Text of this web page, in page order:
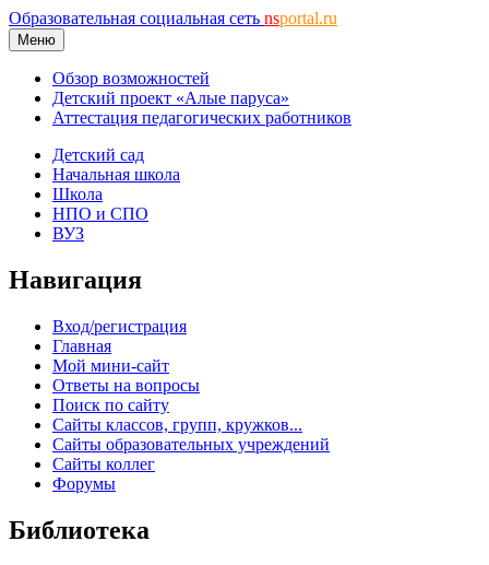
Образовательная социальная сеть nsportal.ru
Меню
Обзор возможностей
Детский проект «Алые паруса»
Аттестация педагогических работников
Детский сад
Начальная школа
Школа
НПО и СПО
ВУЗ
Навигация
Вход/регистрация
Главная
Мой мини-сайт
Ответы на вопросы
Поиск по сайту
Сайты классов, групп, кружков...
Сайты образовательных учреждений
Сайты коллег
Форумы
Библиотека